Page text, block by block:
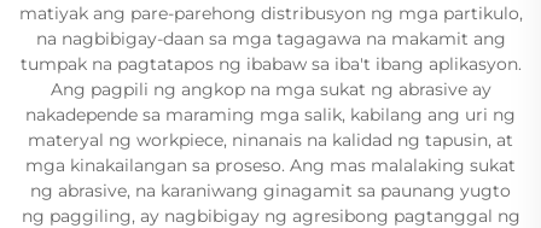
matiyak ang pare-parehong distribusyon ng mga partikulo,
na nagbibigay-daan sa mga tagagawa na makamit ang
tumpak na pagtatapos ng ibabaw sa iba't ibang aplikasyon.
Ang pagpili ng angkop na mga sukat ng abrasive ay
nakadepende sa maraming mga salik, kabilang ang uri ng
materyal ng workpiece, ninanais na kalidad ng tapusin, at
mga kinakailangan sa proseso. Ang mas malalaking sukat
ng abrasive, na karaniwang ginagamit sa paunang yugto
ng paggiling, ay nagbibigay ng agresibong pagtanggal ng